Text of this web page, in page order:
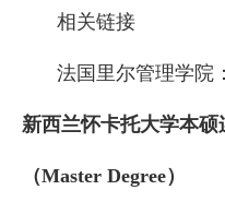
相关链接
法国里尔管理学院：
新西兰怀卡托大学本硕
（Master Degree）